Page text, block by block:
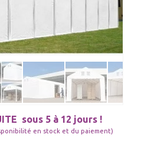
sous 5 à 12 jours !
en stock et du paiement)